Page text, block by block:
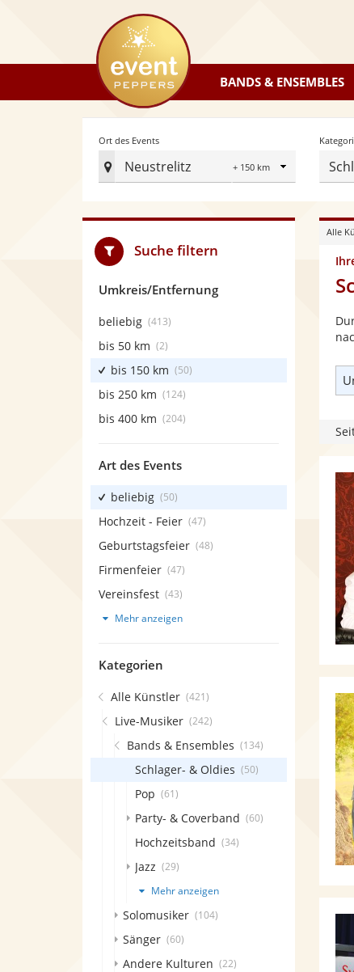
eventpeppers
BANDS & ENSEMBLES
Ort des Events
Neustrelitz
Radius
Ort
Events
festlegen
Alle
Suche filtern
Umkreis/Entfernung
beliebig (413)
bis 50 km (2)
bis 150 km (50)
bis 250 km (124)
bis 400 km (204)
Art des Events
beliebig (50)
Hochzeit - Feier (47)
Geburtstagsfeier (48)
Firmenfeier (47)
Vereinsfest (43)
Mehr anzeigen
Kategorien
Alle Künstler (421)
Live-Musiker (242)
Bands & Ensembles (134)
Schlager- & Oldies (50)
Pop (61)
Party- & Coverband (60)
Hochzeitsband (34)
Jazz (29)
Mehr anzeigen
Solomusiker (104)
Sänger (60)
Andere Kulturen (22)